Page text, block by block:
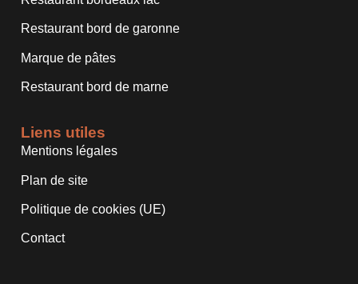
Restaurant bord de garonne
Marque de pâtes
Restaurant bord de marne
Liens utiles
Mentions légales
Plan de site
Politique de cookies (UE)
Contact